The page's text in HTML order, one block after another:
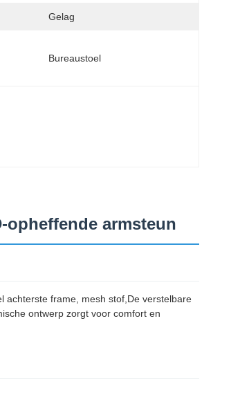
Gelag
Bureaustoel
opheffende armsteun
achterste frame, mesh stof,De verstelbare
ontwerp zorgt voor comfort en